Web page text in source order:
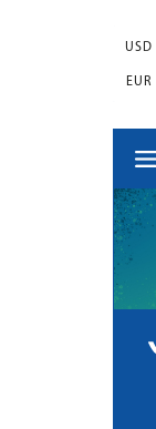
USD
EUR